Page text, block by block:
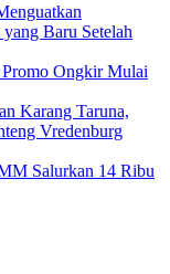
Baru Setelah
Ongkir Mulai
Karang Taruna,
Vredenburg
Salurkan 14 Ribu